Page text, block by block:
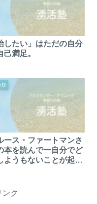
したい」はただの自分
己満足。
類
ース・ファートマンさ
本を読んでー自分でど
ようもないことが起こ
ンク